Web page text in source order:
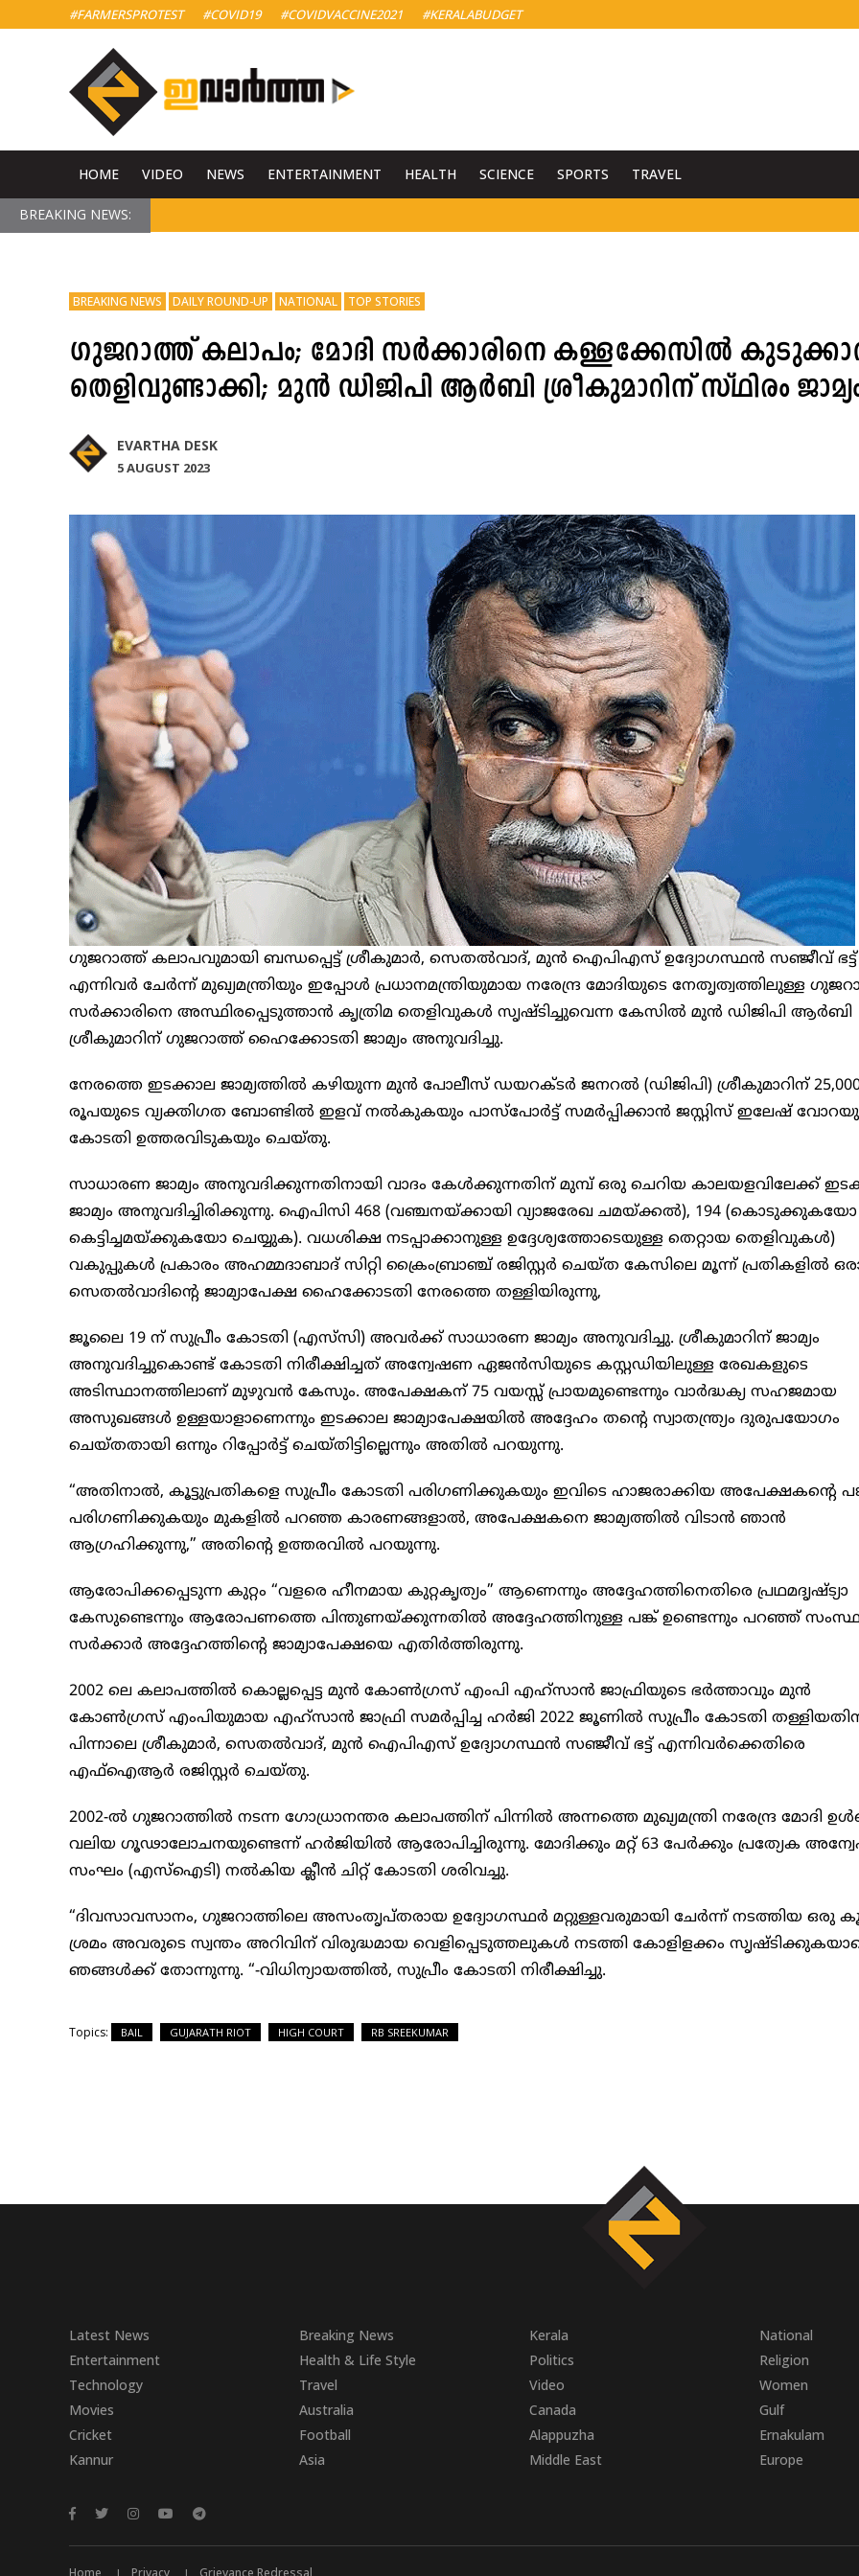
#FARMERSPROTEST #COVID19 #COVIDVACCINE2021 #KERALABUDGET
HOME VIDEO NEWS ENTERTAINMENT HEALTH SCIENCE SPORTS TRAVEL
BREAKING NEWS:
BREAKING NEWS DAILY ROUND-UP NATIONAL TOP STORIES
ഗുജറാത്ത് കലാപം; മോദി സർക്കാരിനെ കള്ളക്കേസിൽ
തെളിവുണ്ടാക്കി; മുൻ ഡിജിപി ആർബി ശ്രീകുമാറിന് സ്ഥിരം
EVARTHA DESK
5 AUGUST 2023
ഗുജറാത്ത് കലാപവുമായി ബന്ധപ്പെട്ട് ശ്രീകുമാർ, സെതൽവാദ്, മുൻ ഐപിഎസ് ഉദ്യോഗസ്ഥൻ സഞ്ജീവ് ഭട്ട്
എന്നിവർ ചേർന്ന് മുഖ്യമന്ത്രിയും ഇപ്പോൾ പ്രധാനമന്ത്രിയുമായ നരേന്ദ്ര മോദിയുടെ നേതൃത്വത്തിലുള്ള
സർക്കാരിനെ അസ്ഥിരപ്പെടുത്താൻ കൃത്രിമ തെളിവുകൾ സൃഷ്ടിച്ചുവെന്ന കേസിൽ മുൻ ഡിജിപി ആർബി
ശ്രീകുമാറിന് ഗുജറാത്ത് ഹൈക്കോടതി ജാമ്യം അനുവദിച്ചു.
നേരത്തെ ഇടക്കാല ജാമ്യത്തിൽ കഴിയുന്ന മുൻ പോലീസ് ഡയറക്ടർ ജനറൽ (ഡിജിപി) ശ്രീകുമാറിന്
രൂപയുടെ വ്യക്തിഗത ബോണ്ടിൽ ഇളവ് നൽകുകയും പാസ്‌പോർട്ട് സമർപ്പിക്കാൻ ജസ്റ്റിസ് ഇലേഷ്
കോടതി ഉത്തരവിടുകയും ചെയ്തു.
സാധാരണ ജാമ്യം അനുവദിക്കുന്നതിനായി വാദം കേൾക്കുന്നതിന് മുമ്പ് ഒരു ചെറിയ കാലയളവിലേക്ക്
ജാമ്യം അനുവദിച്ചിരിക്കുന്നു. ഐപിസി 468 (വഞ്ചനയ്ക്കായി വ്യാജരേഖ ചമയ്ക്കൽ), 194 (കൊടുക്കുകയോ
കെട്ടിച്ചമയ്ക്കുകയോ ചെയ്യുക). വധശിക്ഷ നടപ്പാക്കാനുള്ള ഉദ്ദേശ്യത്തോടെയുള്ള തെറ്റായ തെളിവുകൾ)
വകുപ്പുകൾ പ്രകാരം അഹമ്മദാബാദ് സിറ്റി ക്രൈംബ്രാഞ്ച് രജിസ്റ്റർ ചെയ്ത കേസിലെ മൂന്ന് പ്രതികളിൽ
സെതൽവാദിന്റെ ജാമ്യാപേക്ഷ ഹൈക്കോടതി നേരത്തെ തള്ളിയിരുന്നു,
ജൂലൈ 19 ന് സുപ്രീം കോടതി (എസ്‌സി) അവർക്ക് സാധാരണ ജാമ്യം അനുവദിച്ചു. ശ്രീകുമാറിന് ജാമ്യം
അനുവദിച്ചുകൊണ്ട് കോടതി നിരീക്ഷിച്ചത് അന്വേഷണ ഏജൻസിയുടെ കസ്റ്റഡിയിലുള്ള രേഖകളുടെ
അടിസ്ഥാനത്തിലാണ് മുഴുവൻ കേസും. അപേക്ഷകന് 75 വയസ്സ് പ്രായമുണ്ടെന്നും വാർദ്ധക്യ സഹജമായ
അസുഖങ്ങൾ ഉള്ളയാളാണെന്നും ഇടക്കാല ജാമ്യാപേക്ഷയിൽ അദ്ദേഹം തന്റെ സ്വാതന്ത്ര്യം ദുരുപയോഗം
ചെയ്തതായി ഒന്നും റിപ്പോർട്ട് ചെയ്തിട്ടില്ലെന്നും അതിൽ പറയുന്നു.
“അതിനാൽ, കൂട്ടുപ്രതികളെ സുപ്രീം കോടതി പരിഗണിക്കുകയും ഇവിടെ ഹാജരാക്കിയ അപേക്ഷകന്റെ
പരിഗണിക്കുകയും മുകളിൽ പറഞ്ഞ കാരണങ്ങളാൽ, അപേക്ഷകനെ ജാമ്യത്തിൽ വിടാൻ ഞാൻ
ആഗ്രഹിക്കുന്നു,” അതിന്റെ ഉത്തരവിൽ പറയുന്നു.
ആരോപിക്കപ്പെടുന്ന കുറ്റം “വളരെ ഹീനമായ കുറ്റകൃത്യം” ആണെന്നും അദ്ദേഹത്തിനെതിരെ പ്രഥമദൃഷ്ട്യാ
കേസുണ്ടെന്നും ആരോപണത്തെ പിന്തുണയ്‌ക്കുന്നതിൽ അദ്ദേഹത്തിനുള്ള പങ്ക് ഉണ്ടെന്നും പറഞ്ഞ്
സർക്കാർ അദ്ദേഹത്തിന്റെ ജാമ്യാപേക്ഷയെ എതിർത്തിരുന്നു.
2002 ലെ കലാപത്തിൽ കൊല്ലപ്പെട്ട മുൻ കോൺഗ്രസ് എംപി എഹ്‌സാൻ ജാഫ്രിയുടെ ഭർത്താവും മുൻ
കോൺഗ്രസ് എംപിയുമായ എഹ്‌സാൻ ജാഫ്രി സമർപ്പിച്ച ഹർജി 2022 ജൂണിൽ സുപ്രീം കോടതി
പിന്നാലെ ശ്രീകുമാർ, സെതൽവാദ്, മുൻ ഐപിഎസ് ഉദ്യോഗസ്ഥൻ സഞ്ജീവ് ഭട്ട് എന്നിവർക്കെതിരെ
എഫ്‌ഐആർ രജിസ്റ്റർ ചെയ്തു.
2002-ൽ ഗുജറാത്തിൽ നടന്ന ഗോധ്രാനന്തര കലാപത്തിന് പിന്നിൽ അന്നത്തെ മുഖ്യമന്ത്രി നരേന്ദ്ര മോദി
വലിയ ഗൂഢാലോചനയുണ്ടെന്ന് ഹർജിയിൽ ആരോപിച്ചിരുന്നു. മോദിക്കും മറ്റ് 63 പേർക്കും പ്രത്യേക
സംഘം (എസ്‌ഐടി) നൽകിയ ക്ലീൻ ചിറ്റ് കോടതി ശരിവച്ചു.
“ദിവസാവസാനം, ഗുജറാത്തിലെ അസംതൃപ്തരായ ഉദ്യോഗസ്ഥർ മറ്റുള്ളവരുമായി ചേർന്ന് നടത്തിയ ഒരു
ശ്രമം അവരുടെ സ്വന്തം അറിവിന് വിരുദ്ധമായ വെളിപ്പെടുത്തലുകൾ നടത്തി കോളിളക്കം
ഞങ്ങൾക്ക് തോന്നുന്നു. “-വിധിന്യായത്തിൽ, സുപ്രീം കോടതി നിരീക്ഷിച്ചു.
Topics: BAIL GUJARATH RIOT HIGH COURT RB SREEKUMAR
Latest News Breaking News Kerala National
Entertainment
Health & Life Style Politics Religion
Technology
Travel Video Women
Movies
Australia Canada Gulf
Cricket
Football Alappuzha Ernakulam
Kannur
Asia Middle East Europe